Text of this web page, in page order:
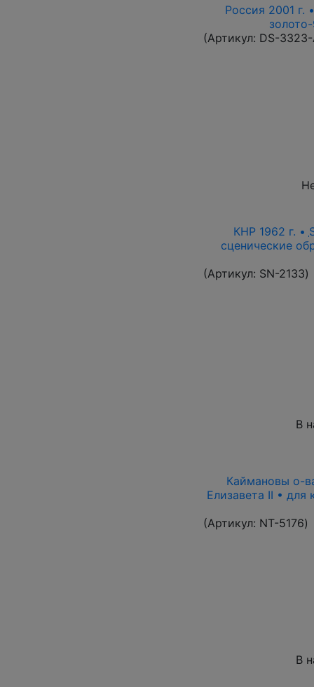
Россия 2001 г.
(Артикул: DS-
КНР 1962 г. •
сценические
(Артикул: SN-2133)
В
Каймановы о-
Елизавета II • для
(Артикул: NT-5176)
В